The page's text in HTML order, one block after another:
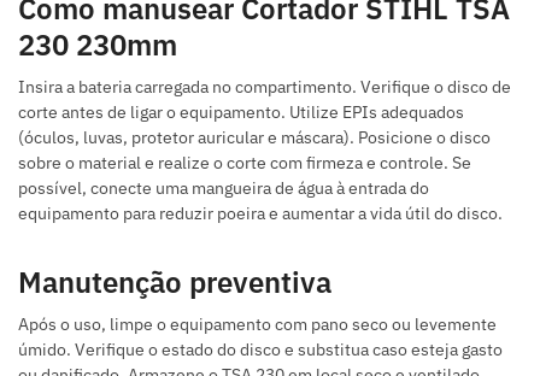
Como manusear Cortador STIHL TSA
230 230mm
Insira a bateria carregada no compartimento. Verifique o disco de
corte antes de ligar o equipamento. Utilize EPIs adequados
(óculos, luvas, protetor auricular e máscara). Posicione o disco
sobre o material e realize o corte com firmeza e controle. Se
possível, conecte uma mangueira de água à entrada do
equipamento para reduzir poeira e aumentar a vida útil do disco.
Manutenção preventiva
Após o uso, limpe o equipamento com pano seco ou levemente
úmido. Verifique o estado do disco e substitua caso esteja gasto